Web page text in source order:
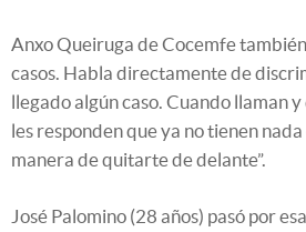
Anxo Queiruga de Cocemfe
casos. Habla directamente de
llegado algún caso. Cuando llaman
les responden que ya no tienen
manera de quitarte de delante”.
José Palomino (28 años) pasó por